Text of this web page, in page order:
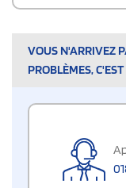
VOUS N'ARRIVEZ
PROBLÈMES,